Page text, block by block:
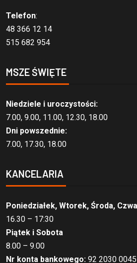
Telefon:
48 366 12 14
515 682 954
MSZE ŚWIĘTE
Niedziele i uroczystości:
7.00, 9.00, 11.00, 12.30, 18.00
Dni powszednie:
7.00, 17.30, 18.00
KANCELARIA
Poniedziałek, Wtorek, Środa,
16.30 – 17:30
Piątek i Sobota
8.00 – 9.00
Nr konta bankowego:92 2030